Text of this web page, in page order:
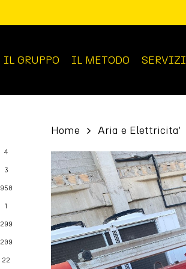
IL GRUPPO IL METODO SERVIZI
4
3
950
1
299
209
22
Home Aria e Elettricita’